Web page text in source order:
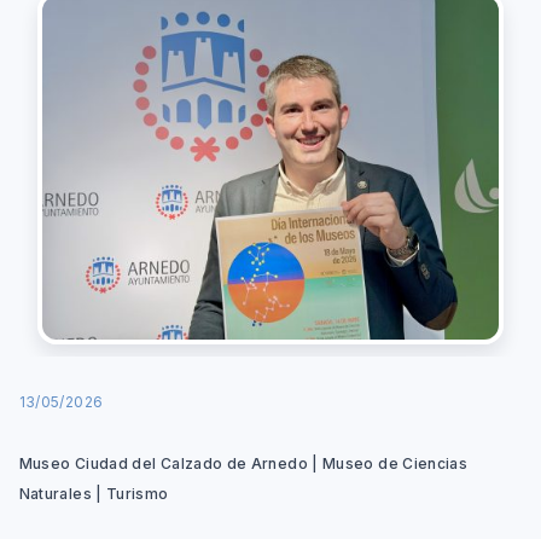
13/05/2026
Museo Ciudad del Calzado de Arnedo | Museo de Ciencias
Naturales | Turismo